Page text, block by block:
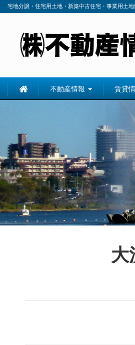
宅地分譲・住宅用土地・新築中古住宅・事業用土
不動産情報 賃貸
大